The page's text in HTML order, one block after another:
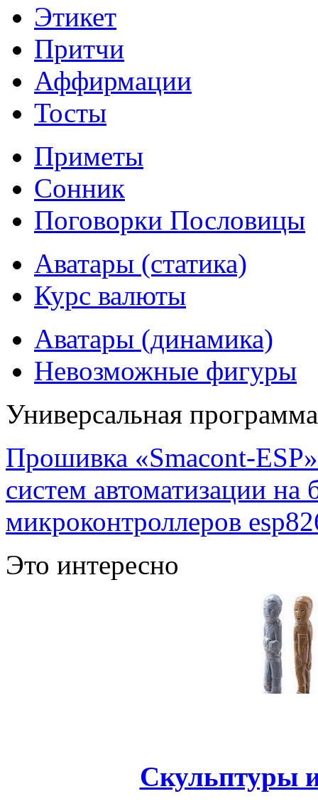
Этикет
Притчи
Аффирмации
Тосты
Приметы
Сонник
Поговорки Пословицы
Аватары (статика)
Курс валюты
Аватары (динамика)
Невозможные фигуры
Универсальная
Прошивка «Smacont-
систем автоматизации
микроконтроллеров
Это интересно
Скульптуры